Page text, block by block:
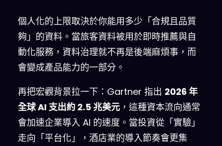
個人化的上限取決於你能用多少「合規且品質
夠」的資料。當旅客資料被用於即時推薦與自
動化服務，資料治理就不再是後端麻煩事，而
會變成產品能力的一部分。
再把宏觀背景拉一下：Gartner 指出 2026 年
全球 AI 支出約 2.5 兆美元 ，這種資本流向通常
會加速企業導入 AI 的速度。當投資從「實驗」
走向「平台化」，酒店業的導入節奏會更集